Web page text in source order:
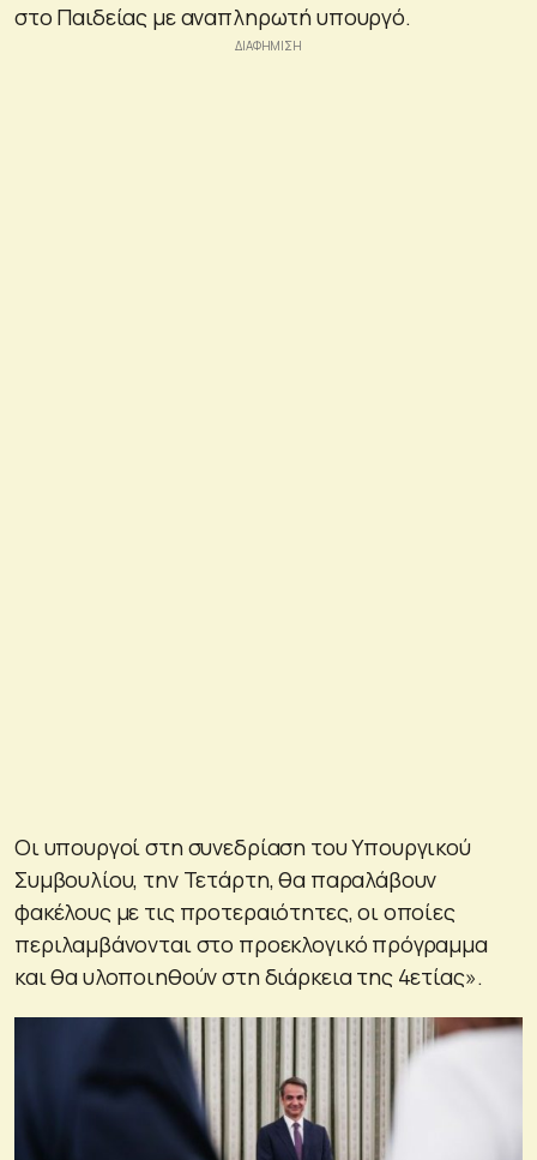
στο Παιδείας με αναπληρωτή υπουργό.
Οι υπουργοί στη συνεδρίαση του Υπουργικού
Συμβουλίου, την Τετάρτη, θα παραλάβουν
φακέλους με τις προτεραιότητες, οι οποίες
περιλαμβάνονται στο προεκλογικό πρόγραμμα
και θα υλοποιηθούν στη διάρκεια της 4ετίας».